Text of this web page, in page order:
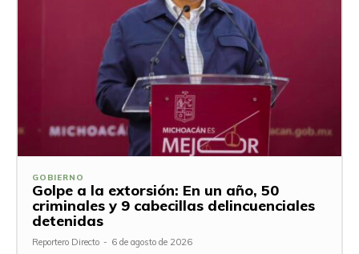
GOBIERNO
Golpe a la extorsión: En un año, 50
criminales y 9 cabecillas delincuenciales
detenidas
Reportero Directo - 6 de agosto de 2026